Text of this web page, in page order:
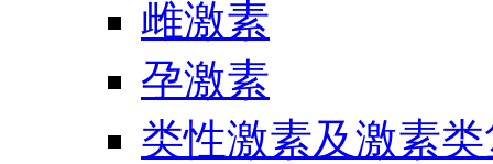
雌激素
孕激素
类性激素及激素